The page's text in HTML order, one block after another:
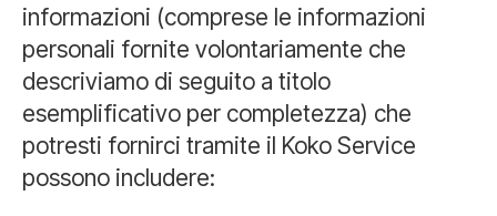
informazioni (comprese le informazioni
personali fornite volontariamente che
descriviamo di seguito a titolo
esemplificativo per completezza) che
potresti fornirci tramite il Koko Service
possono includere: